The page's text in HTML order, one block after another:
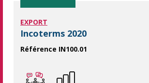
EXPORT
Incoterms 2020
Référence IN100.01